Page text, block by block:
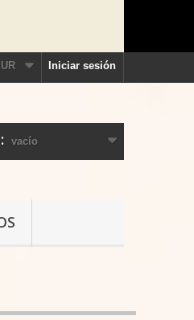
Iniciar sesión
vacío